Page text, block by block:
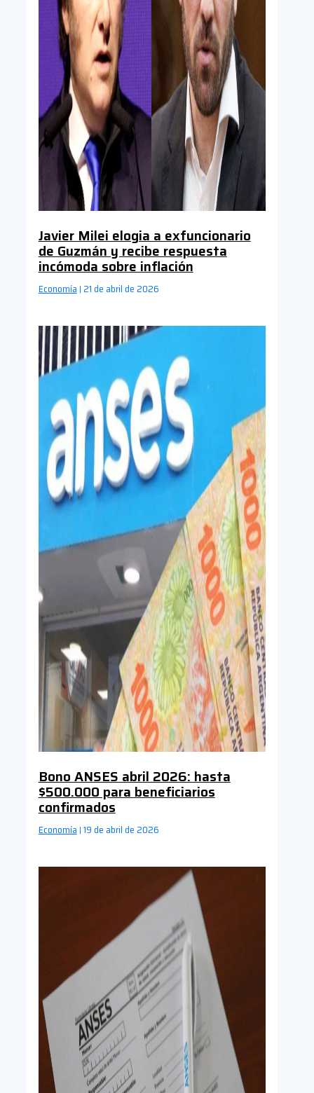
Javier Milei elogia a exfuncionario
de Guzmán y recibe respuesta
incómoda sobre inflación
Economía | 21 de abril de 2026
Bono ANSES abril 2026: hasta
$500.000 para beneficiarios
confirmados
Economía | 19 de abril de 2026